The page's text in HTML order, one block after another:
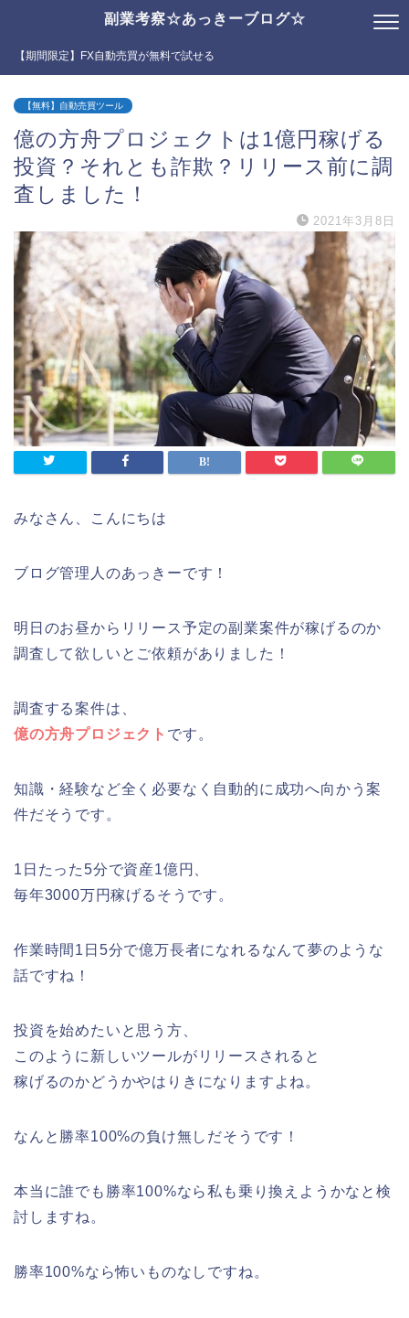
副業考察☆あっきーブログ☆
【期間限定】FX自動売買が無料で試せる
【無料】自動売買ツール
億の方舟プロジェクトは1億円稼げる
投資？それとも詐欺？リリース前に調
査しました！
2021年3月8日
みなさん、こんにちは
ブログ管理人のあっきーです！
明日のお昼からリリース予定の副業案件が稼げるのか
調査して欲しいとご依頼がありました！
調査する案件は、
億の方舟プロジェクト です。
知識・経験など全く必要なく自動的に成功へ向かう案
件だそうです。
1日たった5分で資産1億円、
毎年3000万円稼げるそうです。
作業時間1日5分で億万長者になれるなんて夢のような
話ですね！
投資を始めたいと思う方、
このように新しいツールがリリースされると
稼げるのかどうかやはりきになりますよね。
なんと勝率100%の負け無しだそうです！
本当に誰でも勝率100%なら私も乗り換えようかなと検
討しますね。
勝率100%なら怖いものなしですね。